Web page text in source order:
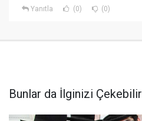
Yanıtla (0) (0)
Bunlar da İlginizi Çekebilir